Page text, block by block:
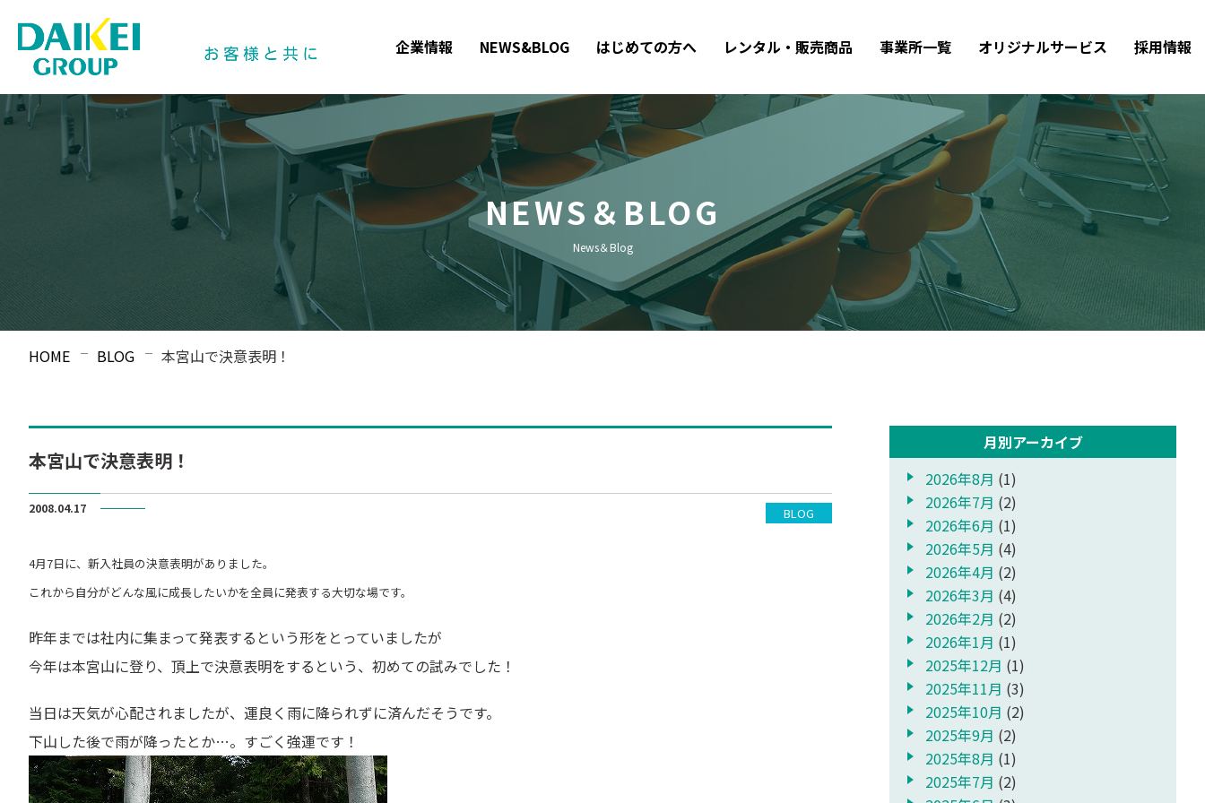
企業情報 NEWS&BLOG はじめての方へ レンタル・販売商品 事業所一覧 オリジナルサービス 採用情報
NEWS＆BLOG
News＆Blog
HOME BLOG 本宮山で決意表明！
本宮山で決意表明！
2008.04.17 BLOG
4月7日に、新入社員の決意表明がありました。
これから自分がどんな風に成長したいかを全員に発表する大切な場です。
昨年までは社内に集まって発表するという形をとっていましたが
今年は本宮山に登り、頂上で決意表明をするという、初めての試みでした！
当日は天気が心配されましたが、運良く雨に降られずに済んだそうです。
下山した後で雨が降ったとか…。すごく強運です！
月別アーカイブ
2026年8月 (1)
2026年7月 (2)
2026年6月 (1)
2026年5月 (4)
2026年4月 (2)
2026年3月 (4)
2026年2月 (2)
2026年1月 (1)
2025年12月 (1)
2025年11月 (3)
2025年10月 (2)
2025年9月 (2)
2025年8月 (1)
2025年7月 (2)